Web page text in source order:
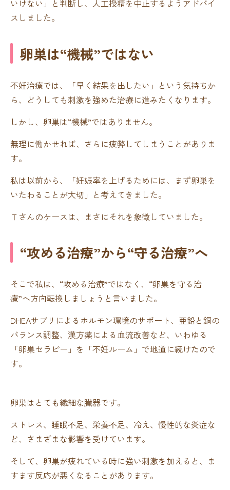
いけない」と判断し、人工授精を中止するようアドバイ
スしました。
卵巣は“機械”ではない
不妊治療では、「早く結果を出したい」という気持ちか
ら、どうしても刺激を強めた治療に進みたくなります。
しかし、卵巣は“機械”ではありません。
無理に働かせれば、さらに疲弊してしまうことがありま
す。
私は以前から、「妊娠率を上げるためには、まず卵巣を
いたわることが大切」と考えてきました。
Ｔさんのケースは、まさにそれを象徴していました。
“攻める治療”から“守る治療”へ
そこで私は、“攻める治療”ではなく、“卵巣を守る治
療”へ方向転換しましょうと言いました。
DHEAサプリによるホルモン環境のサポート、亜鉛と銅の
バランス調整、漢方薬による血流改善など、いわゆる
「卵巣セラピー」を「不妊ルーム」で地道に続けたので
す。
卵巣はとても繊細な臓器です。
ストレス、睡眠不足、栄養不足、冷え、慢性的な炎症な
ど、さまざまな影響を受けています。
そして、卵巣が疲れている時に強い刺激を加えると、ま
すます反応が悪くなることがあります。